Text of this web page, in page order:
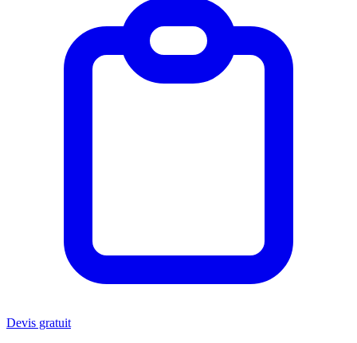
Devis gratuit